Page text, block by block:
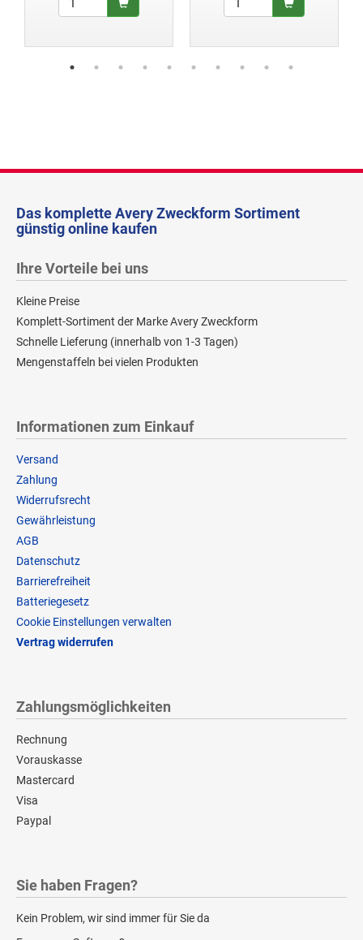
Das komplette Avery Zweckform Sortiment
günstig online kaufen
Ihre Vorteile bei uns
Kleine Preise
Komplett-Sortiment der Marke Avery Zweckform
Schnelle Lieferung (innerhalb von 1-3 Tagen)
Mengenstaffeln bei vielen Produkten
Informationen zum Einkauf
Versand
Zahlung
Widerrufsrecht
Gewährleistung
AGB
Datenschutz
Barrierefreiheit
Batteriegesetz
Cookie Einstellungen verwalten
Vertrag widerrufen
Zahlungsmöglichkeiten
Rechnung
Vorauskasse
Mastercard
Visa
Paypal
Sie haben Fragen?
Kein Problem, wir sind immer für Sie da